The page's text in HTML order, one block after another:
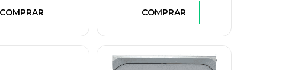
COMPRAR COMPRAR